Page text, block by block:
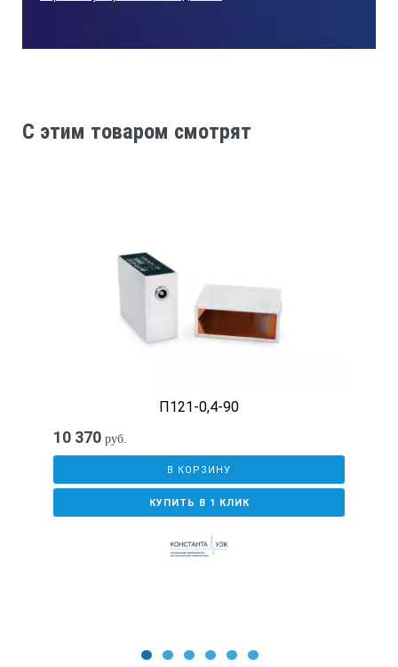
C этим товаром смотрят
П121-0,4-90
10 370 руб.
В КОРЗИНУ
КУПИТЬ В 1 КЛИК